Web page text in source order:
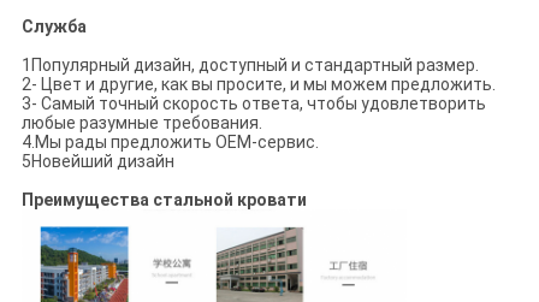
Служба
1Популярный дизайн, доступный и стандартный размер.
2- Цвет и другие, как вы просите, и мы можем предложить.
3- Самый точный скорость ответа, чтобы удовлетворить
любые разумные требования.
4.Мы рады предложить OEM-сервис.
5Новейший дизайн
Преимущества стальной кровати